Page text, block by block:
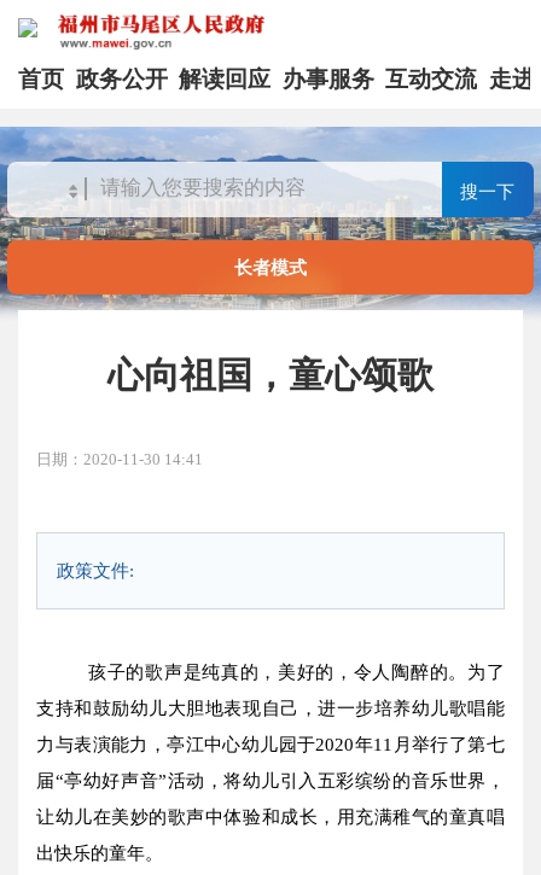
首页 政务公开 解读回应 办事服务 互动交流 走进
搜一下
长者模式
心向祖国，童心颂歌
日期：2020-11-30 14:41
政策文件:
孩子的歌声是纯真的，美好的，令人陶醉的。为了
支持和鼓励幼儿大胆地表现自己，进一步培养幼儿歌唱能
力与表演能力，亭江中心幼儿园于2020年11 月举行了第七
届“亭幼好声音”活动，将幼儿引入五彩缤纷的音乐世界，
让幼儿在美妙的歌声中体验和成长，用充满稚气的童真唱
出快乐的童年。